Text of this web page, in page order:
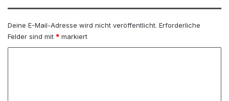
Deine E-Mail-Adresse wird nicht veröffentlicht. Erforderliche
Felder sind mit * markiert